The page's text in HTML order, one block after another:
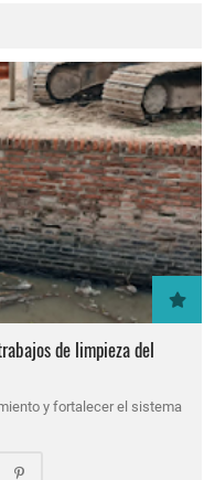
de limpieza del
y fortalecer el sistema